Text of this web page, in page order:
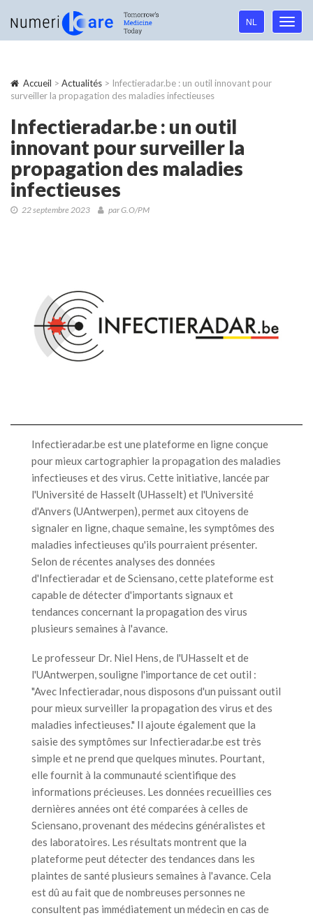
Language
navigation
NL
Accueil > Actualités > Infectieradar.be : un outil innovant pour
surveiller la propagation des maladies infectieuses
Infectieradar.be : un outil
innovant pour surveiller la
propagation des maladies
infectieuses
22 septembre 2023 par G.O/PM
Infectieradar.be est une plateforme en ligne conçue
pour mieux cartographier la propagation des maladies
infectieuses et des virus. Cette initiative, lancée par
l'Université de Hasselt (UHasselt) et l'Université
d'Anvers (UAntwerpen), permet aux citoyens de
signaler en ligne, chaque semaine, les symptômes des
maladies infectieuses qu'ils pourraient présenter.
Selon de récentes analyses des données
d'Infectieradar et de Sciensano, cette plateforme est
capable de détecter d'importants signaux et
tendances concernant la propagation des virus
plusieurs semaines à l'avance.
Le professeur Dr. Niel Hens, de l'UHasselt et de
l'UAntwerpen, souligne l'importance de cet outil :
"Avec Infectieradar, nous disposons d'un puissant outil
pour mieux surveiller la propagation des virus et des
maladies infectieuses." Il ajoute également que la
saisie des symptômes sur Infectieradar.be est très
simple et ne prend que quelques minutes. Pourtant,
elle fournit à la communauté scientifique des
informations précieuses. Les données recueillies ces
dernières années ont été comparées à celles de
Sciensano, provenant des médecins généralistes et
des laboratoires. Les résultats montrent que la
plateforme peut détecter des tendances dans les
plaintes de santé plusieurs semaines à l'avance. Cela
est dû au fait que de nombreuses personnes ne
consultent pas immédiatement un médecin en cas de